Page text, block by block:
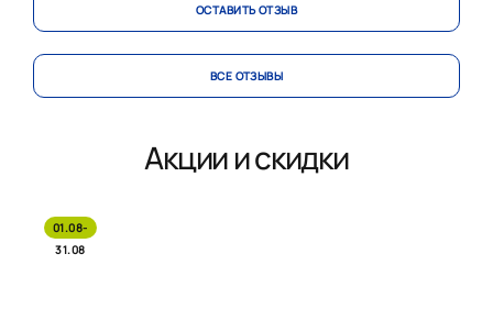
ОСТАВИТЬ ОТЗЫВ
ВСЕ ОТЗЫВЫ
Акции и скидки
01.08-
31.08